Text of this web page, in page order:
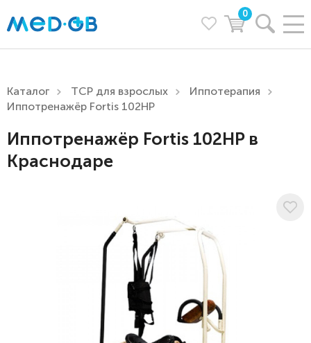
0
Каталог ТСР для взрослых
Иппотерапия
Иппотренажёр Fortis 102HP
Иппотренажёр Fortis 102HP в
Краснодаре